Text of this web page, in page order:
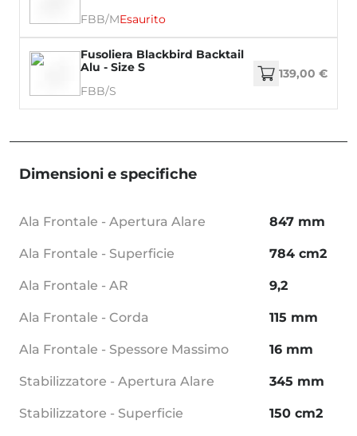
FBB/MEsaurito
Fusoliera Blackbird Backtail
Alu - Size S
FBB/S
139,00 €
Dimensioni e specifiche
Ala Frontale - Apertura Alare 847 mm
Ala Frontale - Superficie 784 cm2
Ala Frontale - AR 9,2
Ala Frontale - Corda 115 mm
Ala Frontale - Spessore Massimo 16 mm
Stabilizzatore - Apertura Alare 345 mm
Stabilizzatore - Superficie 150 cm2